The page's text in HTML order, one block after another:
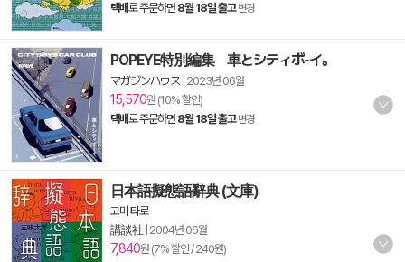
택배로 주문하면 8월 18일 출고 변경
POPEYE特別編集 車とシティボ-イ。
マガジンハウス 2023년 06월
15,570원 (10% 할인)
택배로 주문하면 8월 18일 출고 변경
日本語擬態語辭典 (文庫)
고미 타로
講談社 2004년 06월
7,840원 (7% 할인 / 240원)